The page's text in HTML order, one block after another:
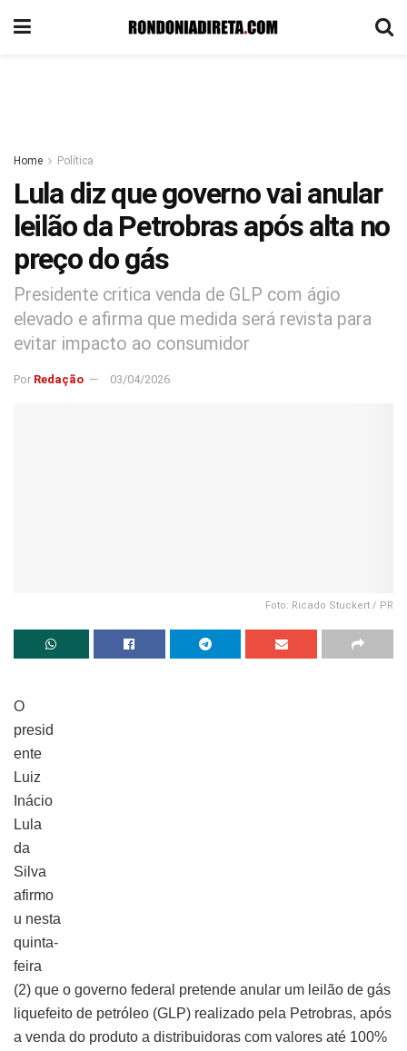
Home Política
Lula diz que governo vai anular
leilão da Petrobras após alta no
preço do gás
Presidente critica venda de GLP com ágio
elevado e afirma que medida será revista para
evitar impacto ao consumidor
Por Redação 03/04/2026
Foto: Ricado Stuckert / PR
O
presid
ente
Luiz
Inácio
Lula
da
Silva
afirmo
u nesta
quinta-
feira
(2) que o governo federal pretende anular um leilão de gás
liquefeito de petróleo (GLP) realizado pela Petrobras, após
a venda do produto a distribuidoras com valores até 100%